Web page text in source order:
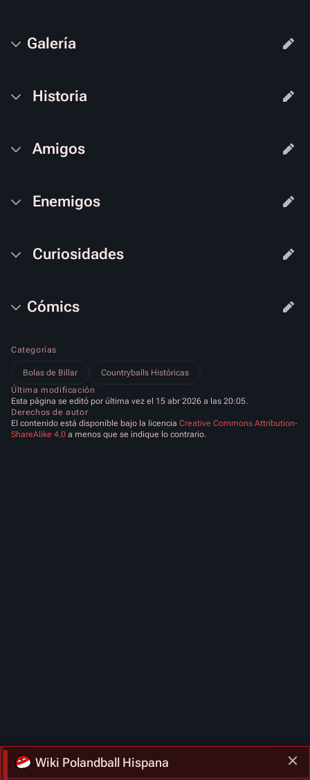
Wiki Polandball Hispana
Galería
Historia
Amigos
Enemigos
Curiosidades
Cómics
Categorías
Bolas de Billar
Countryballs Históricas
Última modificación
Esta página se editó por última vez el 15 abr 2026 a las 20:05.
Derechos de autor
El contenido está disponible bajo la licencia Creative Commons Attribution-
ShareAlike 4.0 a menos que se indique lo contrario.